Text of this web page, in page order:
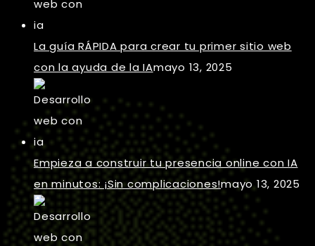
La guía RÁPIDA para crear tu primer sitio web
con la ayuda de la IAmayo 13, 2025
Empieza a construir tu presencia online con IA
en minutos: ¡Sin complicaciones!mayo 13, 2025